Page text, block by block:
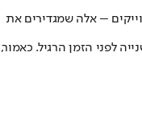
האטומיים מדוייקים – אלה שמגדירים את
לקצר את הסיבוב ונע מהר יותר מהרגיל, כאשר השיא היה ב-19 ביולי 2020 – אז היממה שלנו הסתיימה ב-1.4602 אלפיות השנייה לפני הזמן הרגיל. כאמור,